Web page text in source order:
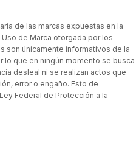
de las marcas expuestas en la
de Marca otorgada por los
son únicamente informativos de la
lo que en ningún momento se busca
desleal ni se realizan actos que
error o engaño. Esto de
Federal de Protección a la